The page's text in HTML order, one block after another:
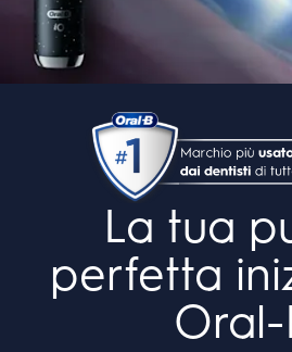
La tua
perfetta
Oral-